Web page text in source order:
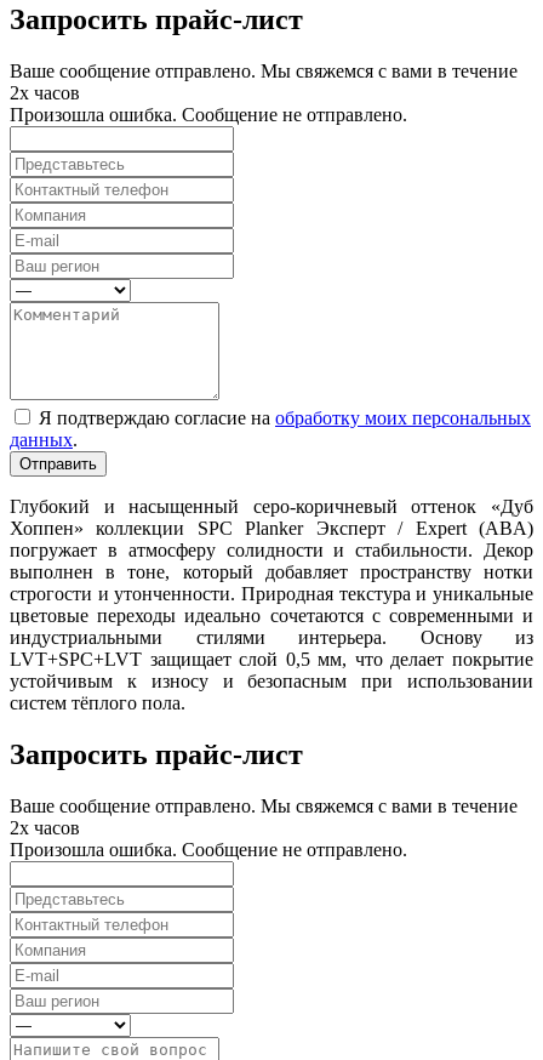
Запросить прайс-лист
Ваше сообщение отправлено. Мы свяжемся с вами в течение
2х часов
Произошла ошибка. Сообщение не отправлено.
Я подтверждаю согласие на обработку моих персональных
данных.
Отправить
Глубокий и насыщенный серо-коричневый оттенок «Дуб
Хоппен» коллекции SPC Planker Эксперт / Expert (ABA)
погружает в атмосферу солидности и стабильности. Декор
выполнен в тоне, который добавляет пространству нотки
строгости и утонченности. Природная текстура и уникальные
цветовые переходы идеально сочетаются с современными и
индустриальными стилями интерьера. Основу из
LVT+SPC+LVT защищает слой 0,5 мм, что делает покрытие
устойчивым к износу и безопасным при использовании
систем тёплого пола.
Запросить прайс-лист
Ваше сообщение отправлено. Мы свяжемся с вами в течение
2х часов
Произошла ошибка. Сообщение не отправлено.